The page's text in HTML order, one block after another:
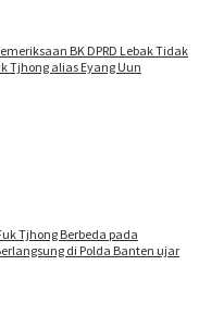
BK DPRD Lebak Tidak
Tjhong alias Eyang Uun
Tjhong Berbeda pada
di Polda Banten ujar